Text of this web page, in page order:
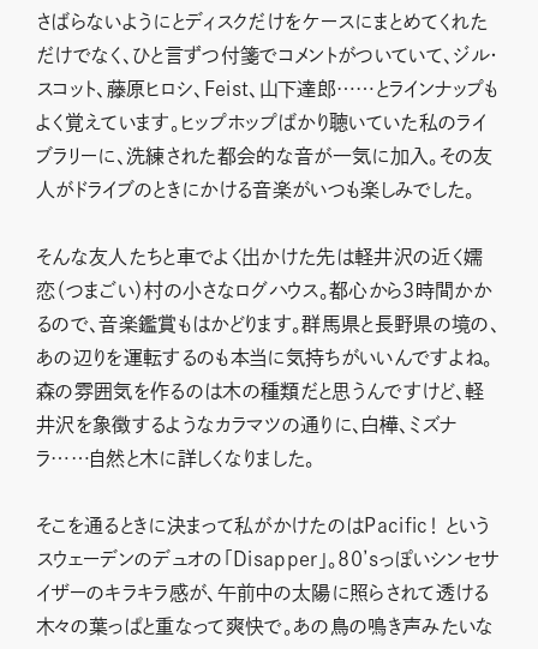
さばらないようにとディスクだけをケースにまとめてくれた
だけでなく、ひと言ずつ付箋でコメントがついていて、ジル・
スコット、藤原ヒロシ、Feist、山下達郎……とラインナップも
よく覚えています。ヒップホップばかり聴いていた私のライ
ブラリーに、洗練された都会的な音が一気に加入。その友
人がドライブのときにかける音楽がいつも楽しみでした。
そんな友人たちと車でよく出かけた先は軽井沢の近く嬬
恋（つまごい）村の小さなログハウス。都心から3時間かか
るので、音楽鑑賞もはかどります。群馬県と長野県の境の、
あの辺りを運転するのも本当に気持ちがいいんですよね。
森の雰囲気を作るのは木の種類だと思うんですけど、軽
井沢を象徴するようなカラマツの通りに、白樺、ミズナ
ラ……自然と木に詳しくなりました。
そこを通るときに決まって私がかけたのはPacific！ という
スウェーデンのデュオの「Disapper」。80’sっぽいシンセサ
イザーのキラキラ感が、午前中の太陽に照らされて透ける
木々の葉っぱと重なって爽快で。あの鳥の鳴き声みたいな